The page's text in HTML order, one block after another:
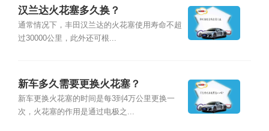
汉兰达火花塞多久换？
通常情况下，丰田汉兰达的火花塞使用寿命不超
过30000公里，此外还可根...
新车多久需要更换火花塞？
新车更换火花塞的时间是每3到4万公里更换一
次，火花塞的作用是通过电极之...